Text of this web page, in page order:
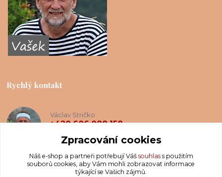
Rychlý kontakt
Václav Stričko
+420 606 088 158
info@krakatis.cz
Zpracování cookies
Náš e-shop a partneři potřebují Váš souhlass použitím
souborů cookies, aby Vám mohli zobrazovat informace
týkající se Vašich zájmů.